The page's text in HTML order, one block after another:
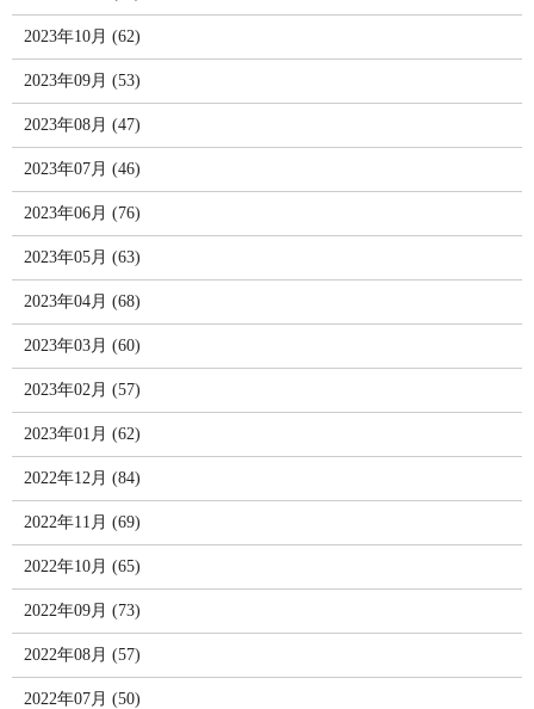
2023年10月 (62)
2023年09月 (53)
2023年08月 (47)
2023年07月 (46)
2023年06月 (76)
2023年05月 (63)
2023年04月 (68)
2023年03月 (60)
2023年02月 (57)
2023年01月 (62)
2022年12月 (84)
2022年11月 (69)
2022年10月 (65)
2022年09月 (73)
2022年08月 (57)
2022年07月 (50)